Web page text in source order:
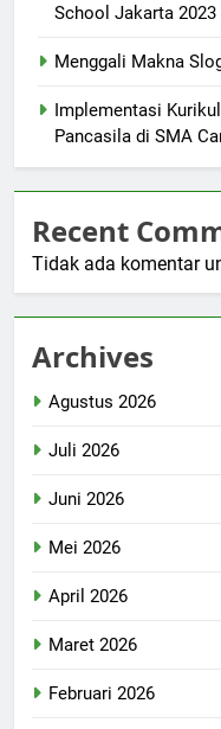
School Jakarta 2023
Menggali Makna
Implementasi
Pancasila di SMA
Recent
Tidak ada komentar
Archives
Agustus 2026
Juli 2026
Juni 2026
Mei 2026
April 2026
Maret 2026
Februari 2026